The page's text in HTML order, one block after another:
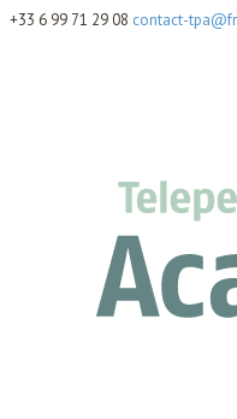
+33 6 99 71 29 08 contact-